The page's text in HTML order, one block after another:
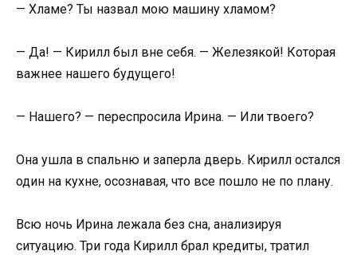
— Хламе? Ты назвал мою машину хламом?
— Да! — Кирилл был вне себя. — Железякой! Которая
важнее нашего будущего!
— Нашего? — переспросила Ирина. — Или твоего?
Она ушла в спальню и заперла дверь. Кирилл остался
один на кухне, осознавая, что все пошло не по плану.
Всю ночь Ирина лежала без сна, анализируя
ситуацию. Три года Кирилл брал кредиты, тратил